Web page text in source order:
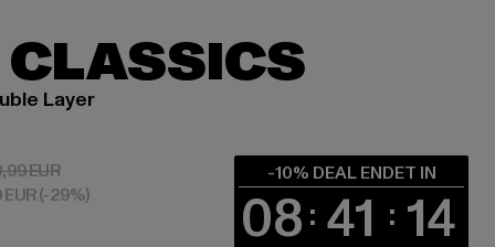
Layer
EUR
EURAktionspreis: 19,99 EUR
(-29%)
-10% DEAL ENDET IN
08 41 13